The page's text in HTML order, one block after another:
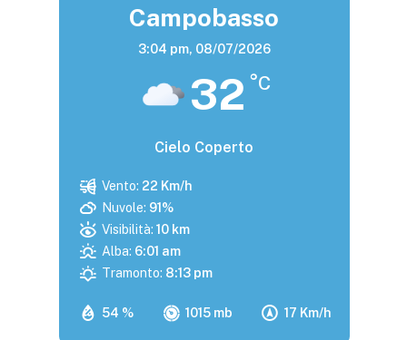
Campobasso
3:04 pm, 08/07/2026
32 °C
Cielo Coperto
54 % 1015 mb 17 Km/h
Vento: 22 Km/h
Nuvole: 91%
Visibilità: 10 km
Alba: 6:01 am
Tramonto: 8:13 pm